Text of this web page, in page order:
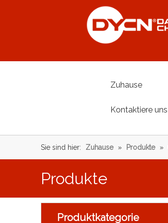
Zuhause
Kontaktiere uns
Sie sind hier: Zuhause » Produkte »
Produkte
Produktkategorie